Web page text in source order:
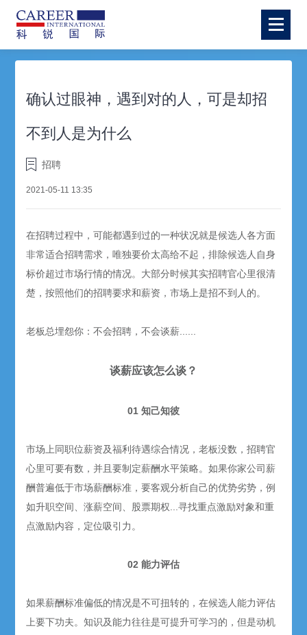
确认过眼神，遇到对的人，可是却招
不到人是为什么
招聘
2021-05-11 13:35
在招聘过程中，可能都遇到过的一种状况就是候选人各方面
非常适合招聘需求，唯独要价太高给不起，排除候选人自身
标价超过市场行情的情况。大部分时候其实招聘官心里很清
楚，按照他们的招聘要求和薪资，市场上是招不到人的。
老板总埋怨你：不会招聘，不会谈薪......
谈薪应该怎么谈？
01 知己知彼
市场上同职位薪资及福利待遇综合情况，老板没数，招聘官
心里可要有数，并且要制定薪酬水平策略。如果你家公司薪
酬普遍低于市场薪酬标准，要客观分析自己的优势劣势，例
如升职空间、涨薪空间、股票期权...寻找重点激励对象和重
点激励内容，定位吸引力。
02 能力评估
如果薪酬标准偏低的情况是不可扭转的，在候选人能力评估
上要下功夫。知识及能力往往是可提升可学习的，但是动机